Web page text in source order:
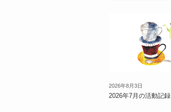
2026年7月の活動記録
2026年8月3日